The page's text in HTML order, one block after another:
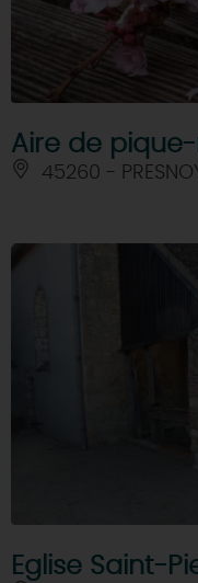
Aire de
45260 -
Eglise Saint-